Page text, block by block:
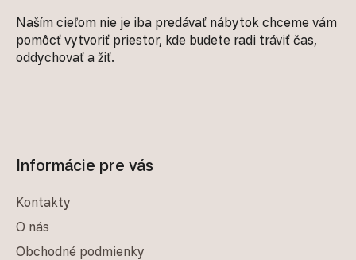
Naším cieľom nie je iba predávať nábytok chceme vám
pomôcť vytvoriť priestor, kde budete radi tráviť čas,
oddychovať a žiť.
Informácie pre vás
Kontakty
O nás
Obchodné podmienky